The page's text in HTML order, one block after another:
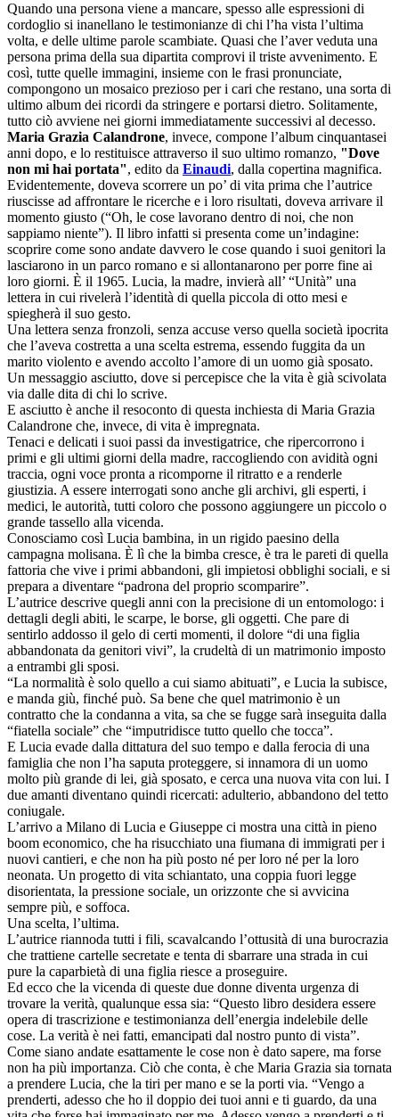
Quando una persona viene a mancare, spesso alle espressioni di
cordoglio si inanellano le testimonianze di chi l’ha vista l’ultima
volta, e delle ultime parole scambiate. Quasi che l’aver veduta una
persona prima della sua dipartita comprovi il triste avvenimento. E
così, tutte quelle immagini, insieme con le frasi pronunciate,
compongono un mosaico prezioso per i cari che restano, una sorta di
ultimo album dei ricordi da stringere e portarsi dietro. Solitamente,
tutto ciò avviene nei giorni immediatamente successivi al decesso.
Maria Grazia Calandrone, invece, compone l’album cinquantasei
anni dopo, e lo restituisce attraverso il suo ultimo romanzo, "Dove
non mi hai portata", edito da Einaudi, dalla copertina magnifica.
Evidentemente, doveva scorrere un po’ di vita prima che l’autrice
riuscisse ad affrontare le ricerche e i loro risultati, doveva arrivare il
momento giusto (“Oh, le cose lavorano dentro di noi, che non
sappiamo niente”). Il libro infatti si presenta come un’indagine:
scoprire come sono andate davvero le cose quando i suoi genitori la
lasciarono in un parco romano e si allontanarono per porre fine ai
loro giorni. È il 1965. Lucia, la madre, invierà all’ “Unità” una
lettera in cui rivelerà l’identità di quella piccola di otto mesi e
spiegherà il suo gesto.
Una lettera senza fronzoli, senza accuse verso quella società ipocrita
che l’aveva costretta a una scelta estrema, essendo fuggita da un
marito violento e avendo accolto l’amore di un uomo già sposato.
Un messaggio asciutto, dove si percepisce che la vita è già scivolata
via dalle dita di chi lo scrive.
E asciutto è anche il resoconto di questa inchiesta di Maria Grazia
Calandrone che, invece, di vita è impregnata.
Tenaci e delicati i suoi passi da investigatrice, che ripercorrono i
primi e gli ultimi giorni della madre, raccogliendo con avidità ogni
traccia, ogni voce pronta a ricomporne il ritratto e a renderle
giustizia. A essere interrogati sono anche gli archivi, gli esperti, i
medici, le autorità, tutti coloro che possono aggiungere un piccolo o
grande tassello alla vicenda.
Conosciamo così Lucia bambina, in un rigido paesino della
campagna molisana. È lì che la bimba cresce, è tra le pareti di quella
fattoria che vive i primi abbandoni, gli impietosi obblighi sociali, e si
prepara a diventare “padrona del proprio scomparire”.
L’autrice descrive quegli anni con la precisione di un entomologo: i
dettagli degli abiti, le scarpe, le borse, gli oggetti. Che pare di
sentirlo addosso il gelo di certi momenti, il dolore “di una figlia
abbandonata da genitori vivi”, la crudeltà di un matrimonio imposto
a entrambi gli sposi.
“La normalità è solo quello a cui siamo abituati”, e Lucia la subisce,
e manda giù, finché può. Sa bene che quel matrimonio è un
contratto che la condanna a vita, sa che se fugge sarà inseguita dalla
“fiatella sociale” che “imputridisce tutto quello che tocca”.
E Lucia evade dalla dittatura del suo tempo e dalla ferocia di una
famiglia che non l’ha saputa proteggere, si innamora di un uomo
molto più grande di lei, già sposato, e cerca una nuova vita con lui. I
due amanti diventano quindi ricercati: adulterio, abbandono del tetto
coniugale.
L’arrivo a Milano di Lucia e Giuseppe ci mostra una città in pieno
boom economico, che ha risucchiato una fiumana di immigrati per i
nuovi cantieri, e che non ha più posto né per loro né per la loro
neonata. Un progetto di vita schiantato, una coppia fuori legge
disorientata, la pressione sociale, un orizzonte che si avvicina
sempre più, e soffoca.
Una scelta, l’ultima.
L’autrice riannoda tutti i fili, scavalcando l’ottusità di una burocrazia
che trattiene cartelle secretate e tenta di sbarrare una strada in cui
pure la caparbietà di una figlia riesce a proseguire.
Ed ecco che la vicenda di queste due donne diventa urgenza di
trovare la verità, qualunque essa sia: “Questo libro desidera essere
opera di trascrizione e testimonianza dell’energia indelebile delle
cose. La verità è nei fatti, emancipati dal nostro punto di vista”.
Come siano andate esattamente le cose non è dato sapere, ma forse
non ha più importanza. Ciò che conta, è che Maria Grazia sia tornata
a prendere Lucia, che la tiri per mano e se la porti via. “Vengo a
prenderti, adesso che ho il doppio dei tuoi anni e ti guardo, da una